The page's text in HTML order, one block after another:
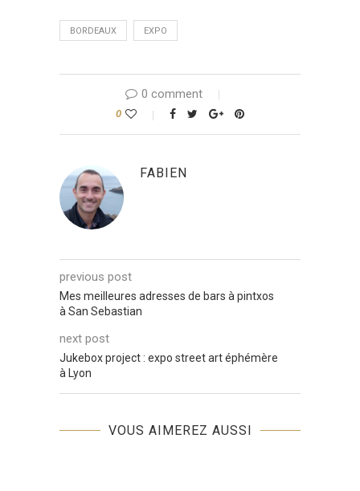
BORDEAUX EXPO
0 comment
0
FABIEN
previous post
Mes meilleures adresses de bars à pintxos
à San Sebastian
next post
Jukebox project : expo street art éphémère
à Lyon
VOUS AIMEREZ AUSSI